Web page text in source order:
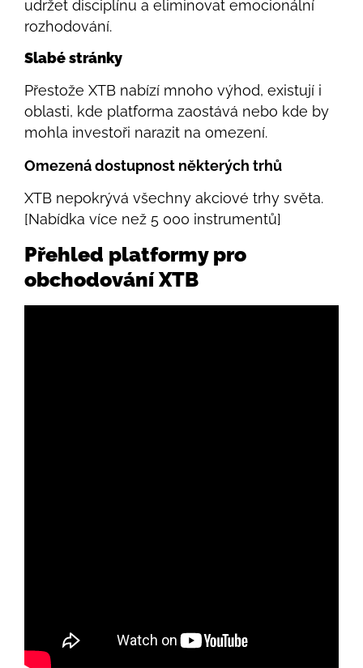
udržet disciplínu a eliminovat emocionální
rozhodování.
Slabé stránky
Přestože XTB nabízí mnoho výhod, existují i
oblasti, kde platforma zaostává nebo kde by
mohla investoři narazit na omezení.
Omezená dostupnost některých trhů
XTB nepokrývá všechny akciové trhy světa.
[Nabídka více než 5 000 instrumentů]
Přehled platformy pro
obchodování XTB